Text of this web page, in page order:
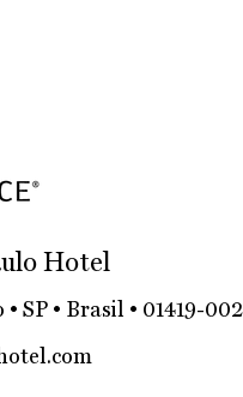
Hotel
SP • Brasil • 01419-002